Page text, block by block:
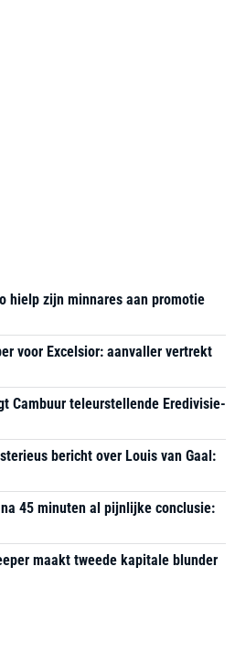
hielp zijn minnares aan promotie
voor Excelsior: aanvaller vertrekt
Cambuur teleurstellende Eredivisie-
bericht over Louis van Gaal:
45 minuten al pijnlijke conclusie:
maakt tweede kapitale blunder